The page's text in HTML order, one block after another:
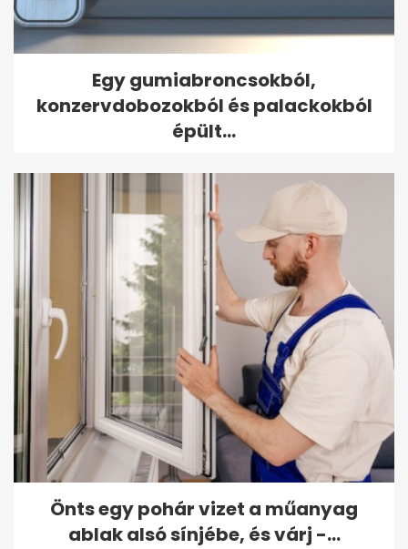
Egy gumiabroncsokból,
konzervdobozokból és palackokból
épült...
Önts egy pohár vizet a műanyag
ablak alsó sínjébe, és várj -...